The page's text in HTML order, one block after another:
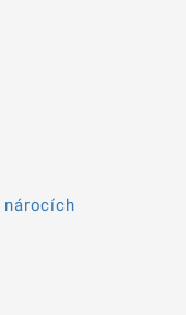
nárocích